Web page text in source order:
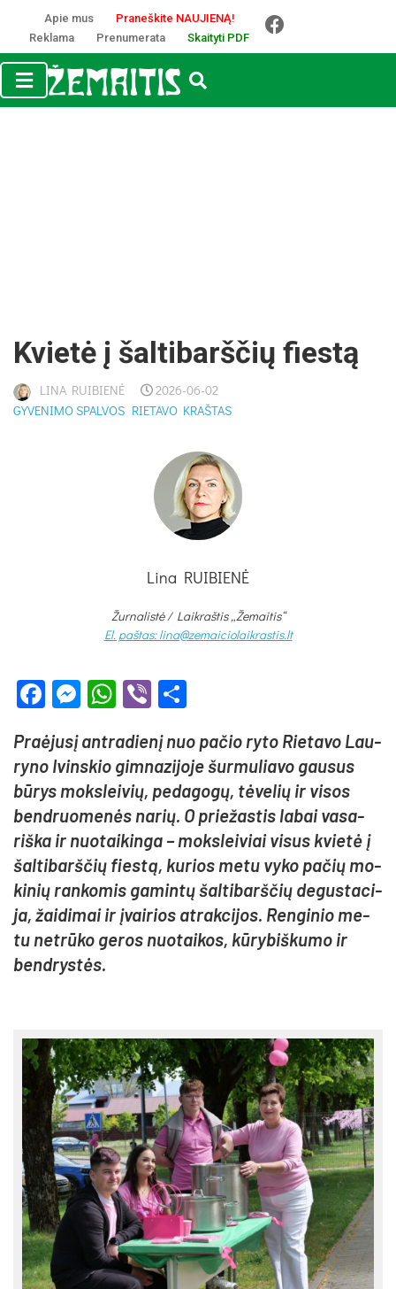
Apie mus
Praneškite NAUJIENĄ!
Reklama
Prenumerata Skaityti PDF
Kvie­tė į šal­ti­barš­čių fies­tą
LINA RUIBIENĖ
2026-06-02
GYVENIMO SPALVOS RIETAVO KRAŠTAS
Lina RUIBIENĖ
Žurnalistė / Laikraštis „Žemaitis“
El. paštas: lina@zemaiciolaikrastis.lt
Facebook
Messenger
WhatsApp
Viber
Praė­ju­sį ant­ra­die­nį nuo pa­čio ry­to Rie­ta­vo Lau­
ry­no Ivins­kio gim­na­zi­jo­je šur­mu­lia­vo gau­sus
bū­rys moks­lei­vių, pe­da­go­gų, tė­ve­lių ir vi­sos
bend­ruo­me­nės na­rių. O prie­žas­tis la­bai va­sa­
riš­ka ir nuo­tai­kin­ga – moks­lei­viai vi­sus kvie­tė į
šal­ti­barš­čių fies­tą, ku­rios me­tu vy­ko pa­čių mo­
ki­nių ran­ko­mis ga­min­tų šal­ti­barš­čių de­gus­ta­ci­
ja, žai­di­mai ir įvai­rios at­rak­ci­jos. Ren­gi­nio me­
tu ne­trū­ko ge­ros nuo­tai­kos, kū­ry­biš­ku­mo ir
bend­rys­tės.